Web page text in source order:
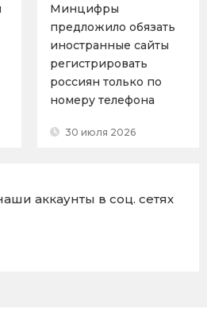
Минцифры
предложило обязать
иностранные сайты
регистрировать
россиян только по
номеру телефона
30 июля 2026
аккаунты в соц. сетях